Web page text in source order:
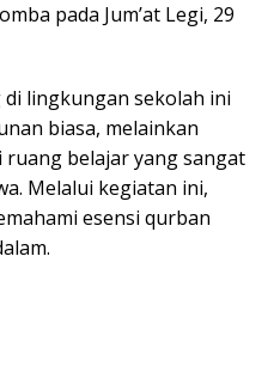
pada Jum’at Legi, 29
lingkungan sekolah ini
biasa, melainkan
ruang belajar yang sangat
Melalui kegiatan ini,
esensi qurban